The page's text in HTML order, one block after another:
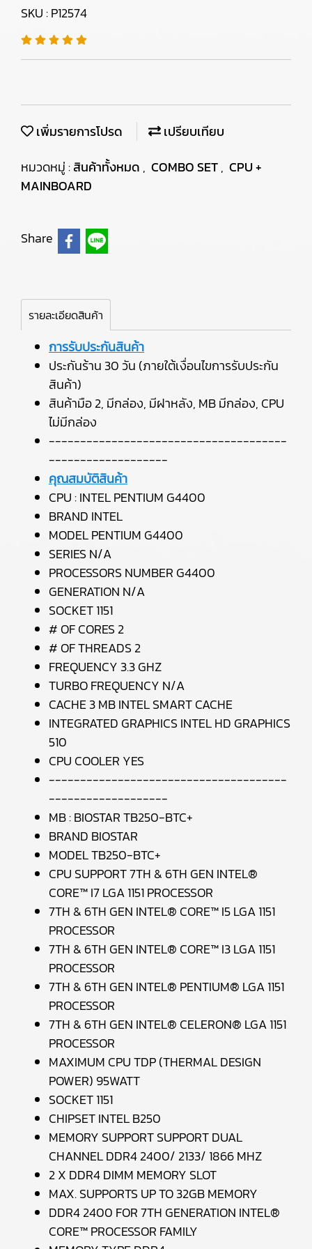
SKU : P12574
เพิ่มรายการโปรด
เปรียบเทียบ
หมวดหมู่ :สินค้าทั้งหมด , COMBO SET, CPU +
MAINBOARD
Share
รายละเอียดสินค้า
การรับประกันสินค้า
ประกันร้าน 30 วัน (ภายใต้เงื่อนไขการรับประกัน
สินค้า)
สินค้ามือ 2, มีกล่อง, มีฝาหลัง, MB มีกล่อง, CPU
ไม่มีกล่อง
--------------------------------------
-------------------
คุณสมบัติสินค้า
CPU : INTEL PENTIUM G4400
BRAND INTEL
MODEL PENTIUM G4400
SERIES N/A
PROCESSORS NUMBER G4400
GENERATION N/A
SOCKET 1151
# OF CORES 2
# OF THREADS 2
FREQUENCY 3.3 GHZ
TURBO FREQUENCY N/A
CACHE 3 MB INTEL SMART CACHE
INTEGRATED GRAPHICS INTEL HD GRAPHICS
510
CPU COOLER YES
--------------------------------------
-------------------
MB : BIOSTAR TB250-BTC+
BRAND BIOSTAR
MODEL TB250-BTC+
CPU SUPPORT 7TH & 6TH GEN INTEL®
CORE™ I7 LGA 1151 PROCESSOR
7TH & 6TH GEN INTEL® CORE™ I5 LGA 1151
PROCESSOR
7TH & 6TH GEN INTEL® CORE™ I3 LGA 1151
PROCESSOR
7TH & 6TH GEN INTEL® PENTIUM® LGA 1151
PROCESSOR
7TH & 6TH GEN INTEL® CELERON® LGA 1151
PROCESSOR
MAXIMUM CPU TDP (THERMAL DESIGN
POWER) 95WATT
SOCKET 1151
CHIPSET INTEL B250
MEMORY SUPPORT SUPPORT DUAL
CHANNEL DDR4 2400/ 2133/ 1866 MHZ
2 X DDR4 DIMM MEMORY SLOT
MAX. SUPPORTS UP TO 32GB MEMORY
DDR4 2400 FOR 7TH GENERATION INTEL®
CORE™ PROCESSOR FAMILY